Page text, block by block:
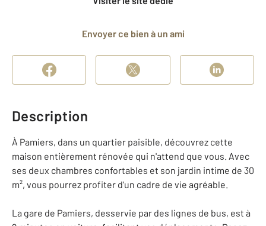
Envoyer ce bien à un ami
Description
À Pamiers, dans un quartier paisible, découvrez cette
maison entièrement rénovée qui n'attend que vous. Avec
ses deux chambres confortables et son jardin intime de 30
m², vous pourrez profiter d'un cadre de vie agréable.
La gare de Pamiers, desservie par des lignes de bus, est à